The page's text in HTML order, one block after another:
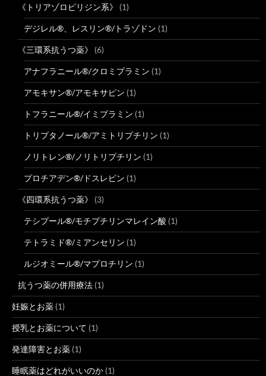
《トリアゾロピリジン系》 (1)
デジレル®、レスリン®/トラゾドン (1)
《三環系抗うつ薬》 (6)
アナフラニール®/クロミプラミン (1)
アモキサン®/アモキサピン (1)
トフラニール®/イミプラミン (1)
トリプタノール®/アミトリプチリン (1)
ノリトレン®/ノリトリプチリン (1)
プロチアデン®/ドスレピン (1)
《四環系抗うつ薬》 (3)
テシプール®/モチプチリンマレイン酸 (1)
テトラミド®/ミアンセリン (1)
ルジオミール®/マプロチリン (1)
抗うつ薬の併用療法 (1)
妊娠とお薬 (1)
授乳とお薬について (1)
発達障害とお薬 (1)
睡眠薬はどれがいいのか (1)